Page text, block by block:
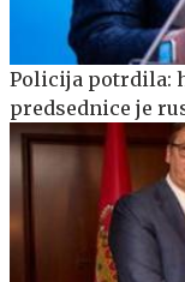
Policija potrdila:
predsednice je